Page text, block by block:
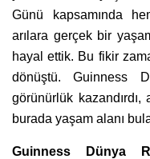
Günü kapsamında
arılara gerçek bir
hayal ettik. Bu fikir
dönüştü. Guinness
görünürlük
burada yaşam alanı
Guinness Dünya